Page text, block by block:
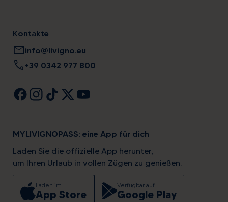
Kontakte
mailinfo@livigno.eu
call +39 0342 977 800
MYLIVIGNOPASS: eine App für dich
Laden Sie die offizielle App herunter,
um Ihren Urlaub in vollen Zügen zu genießen.
Laden im
App Store
Verfügbar auf
Google Play